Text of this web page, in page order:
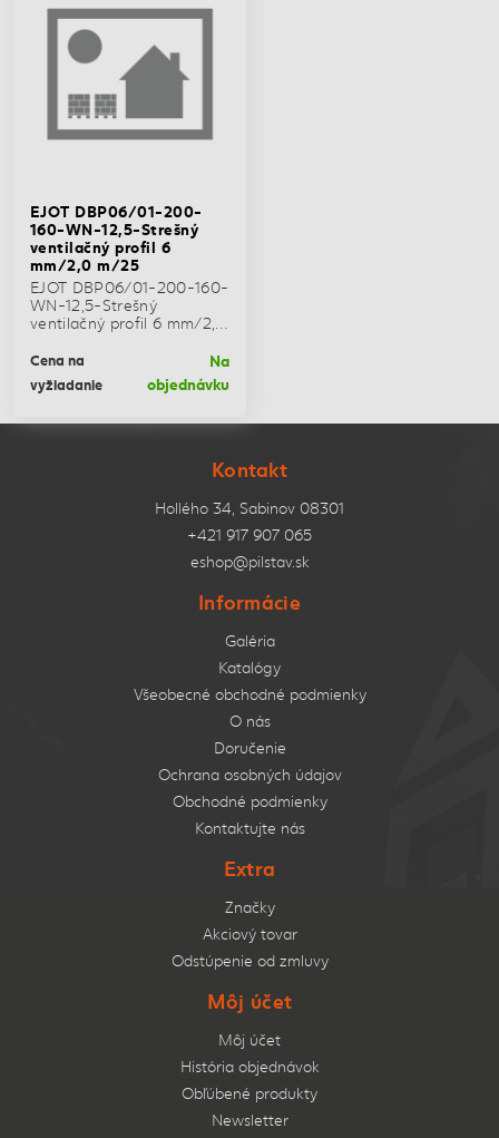
EJOT DBP06/01-200-
160-WN-12,5-Strešný
ventilačný profil 6
mm/2,0 m/25
EJOT DBP06/01-200-160-
WN-12,5-Strešný
ventilačný profil 6 mm/2,0
Cena na
vyžiadanie
Na
objednávku
Kontakt
Hollého 34, Sabinov 08301
+421 917 907 065
eshop@pilstav.sk
Informácie
Galéria
Katalógy
Všeobecné obchodné podmienky
O nás
Doručenie
Ochrana osobných údajov
Obchodné podmienky
Kontaktujte nás
Extra
Značky
Akciový tovar
Odstúpenie od zmluvy
Môj účet
Môj účet
História objednávok
Obľúbené produkty
Newsletter